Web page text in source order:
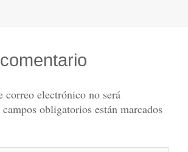
correo electrónico no será
obligatorios están marcados